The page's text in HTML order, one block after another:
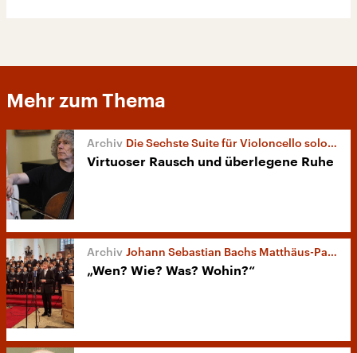
Mehr zum Thema
Die Sechste Suite für Violoncello solo von Johann Sebastian Bach
Virtuoser Rausch und überlegene Ruhe
Johann Sebastian Bachs Matthäus-Passion
„Wen? Wie? Was? Wohin?“